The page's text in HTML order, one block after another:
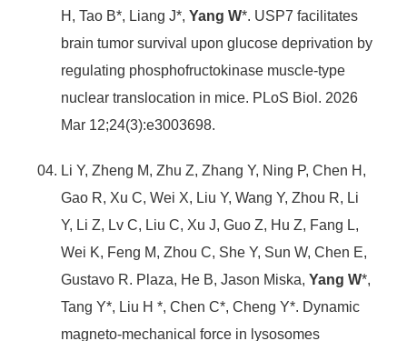
H, Tao B*, Liang J*,Yang W*. USP7 facilitates
brain tumor survival upon glucose deprivation by
regulating phosphofructokinase muscle-type
nuclear translocation in mice. PLoS Biol. 2026
Mar 12;24(3):e3003698.
Li Y, Zheng M, Zhu Z, Zhang Y, Ning P, Chen H,
Gao R, Xu C, Wei X, Liu Y, Wang Y, Zhou R, Li
Y, Li Z, Lv C, Liu C, Xu J, Guo Z, Hu Z, Fang L,
Wei K, Feng M, Zhou C, She Y, Sun W, Chen E,
Gustavo R. Plaza, He B, Jason Miska,Yang W*,
Tang Y*, Liu H *, Chen C*, Cheng Y*. Dynamic
magneto-mechanical force in lysosomes